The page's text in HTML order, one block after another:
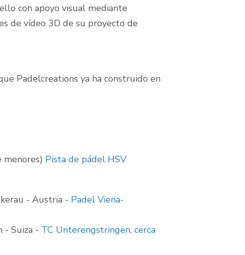
con apoyo visual mediante
de vídeo 3D de su proyecto de
Padelcreations ya ha construido en
Pista de pádel HSV
- Austria - Padel Viena-
- Suiza - TC Unterengstringen, cerca